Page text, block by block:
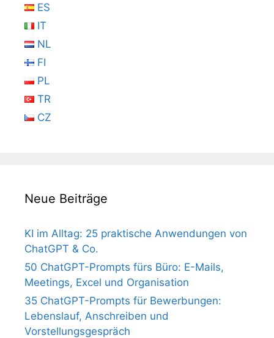
ES
IT
NL
FI
PL
TR
CZ
Neue Beiträge
KI im Alltag: 25 praktische Anwendungen von
ChatGPT & Co.
50 ChatGPT-Prompts fürs Büro: E-Mails,
Meetings, Excel und Organisation
35 ChatGPT-Prompts für Bewerbungen:
Lebenslauf, Anschreiben und
Vorstellungsgespräch